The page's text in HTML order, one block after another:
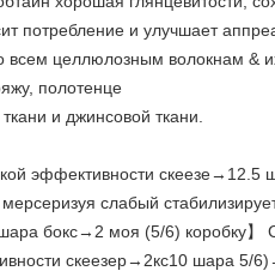
потребление и улучшает
всем целлюлозным волокнам &
полотенце
и джинсовой ткани.
эффективности
мерсеризуя слабый
бокс→2 моя (5/6) коробку
скеезер→2кс10 шара